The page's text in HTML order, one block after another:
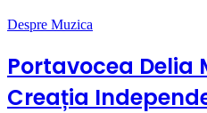
Despre Muzica
Portavocea Delia
Creația